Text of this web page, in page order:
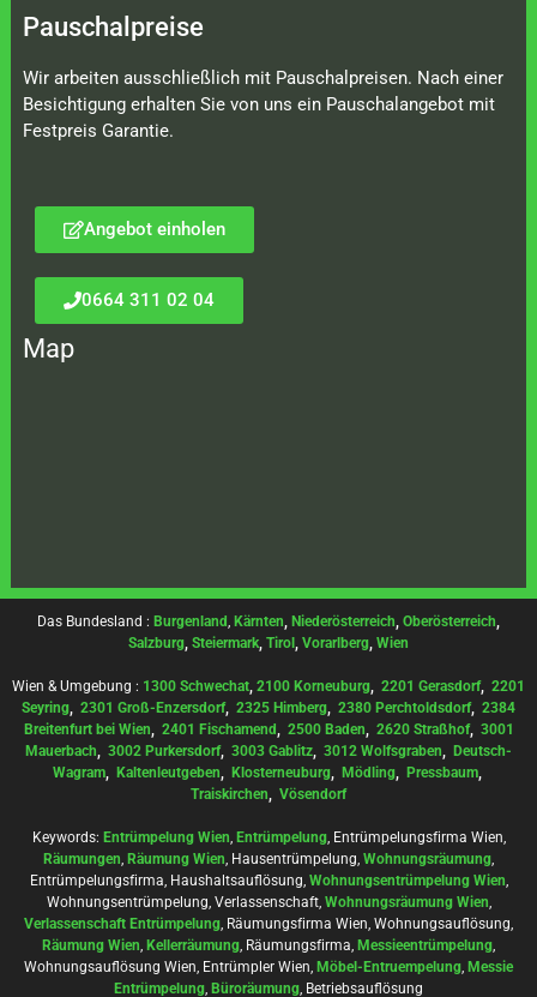
Pauschalpreise
Wir arbeiten ausschließlich mit Pauschalpreisen. Nach einer
Besichtigung erhalten Sie von uns ein Pauschalangebot mit
Festpreis Garantie.
Angebot einholen
0664 311 02 04
Map
Das Bundesland : Burgenland, Kärnten, Niederösterreich, Oberösterreich,
Salzburg, Steiermark, Tirol , Vorarlberg, Wien
Wien & Umgebung : 1300 Schwechat, 2100 Korneuburg, 2201 Gerasdorf, 2201
Seyring, 2301 Groß-Enzersdorf, 2325 Himberg, 2380 Perchtoldsdorf, 2384
Breitenfurt bei Wien, 2401 Fischamend, 2500 Baden, 2620 Straßhof, 3001
Mauerbach, 3002 Purkersdorf, 3003 Gablitz, 3012 Wolfsgraben, Deutsch-
Wagram, Kaltenleutgeben, Klosterneuburg, Mödling, Pressbaum,
Traiskirchen, Vösendorf
Keywords: Entrümpelung Wien, Entrümpelung, Entrümpelungsfirma Wien,
Räumungen, Räumung Wien, Hausentrümpelung, Wohnungsräumung,
Entrümpelungsfirma, Haushaltsauflösung, Wohnungsentrümpelung Wien,
Wohnungsentrümpelung, Verlassenschaft, Wohnungsräumung Wien,
Verlassenschaft Entrümpelung, Räumungsfirma Wien, Wohnungsauflösung,
Räumung Wien, Kellerräumung, Räumungsfirma, Messieentrümpelung,
Wohnungsauflösung Wien, Entrümpler Wien, Möbel-Entruempelung, Messie
Entrümpelung, Büroräumung, Betriebsauflösung